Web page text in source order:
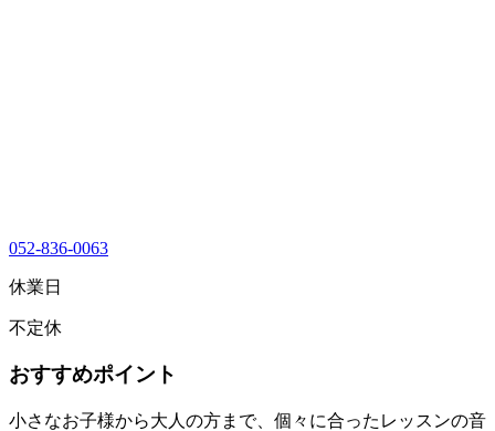
052-836-0063
休業日
不定休
おすすめポイント
小さなお子様から大人の方まで、個々に合ったレッスンの音